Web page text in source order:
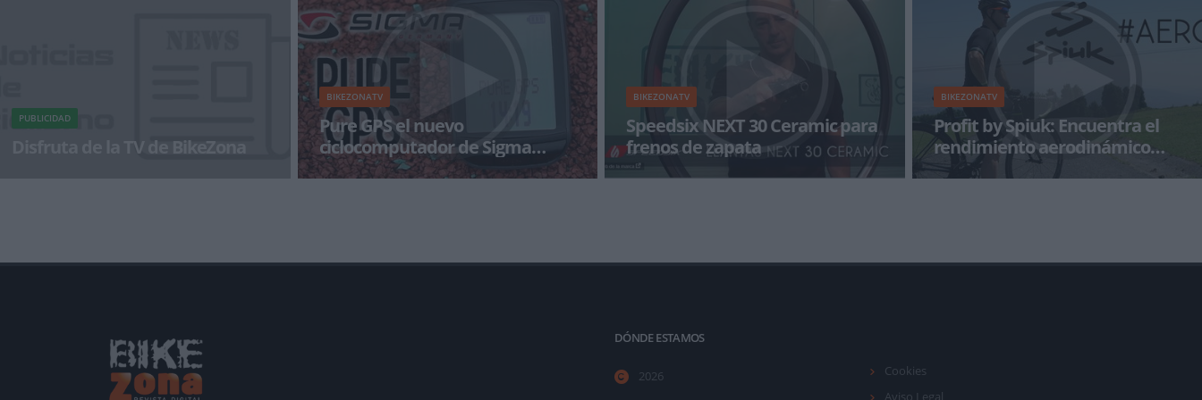
la fabricaci
cables gracias a
tu bicicleta. Junto a Jose
PUBLICIDAD
Disfruta de la TV de BikeZona
BIKEZONATV
Pure GPS el nuevo
ciclocomputador de Sigma
Sport
Sigma Sport no para de sacar novedades y en
BIKEZONATV
Speedsix NEXT 30 Ceramic para
frenos de zapata
Hace unos meses os traíamos las Speedsix
BIKEZONATV
Profit by Spiuk: Encuentra el
rendimiento aerodinámico
perfecto con AERO
Segundo vídeo de la gama PROFIT de Spiuk. En
DÓNDE ESTAMOS
2026
Cookies
Aviso Legal